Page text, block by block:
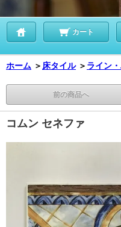
カート
ホーム ＞ 床タイル ＞ ライン
前の商品へ
コムン セネファ